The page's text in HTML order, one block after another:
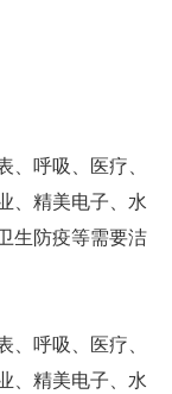
、呼吸、医疗、
、精美电子、水
生防疫等需要洁
、呼吸、医疗、
、精美电子、水